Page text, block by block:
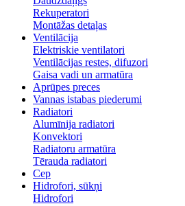
Rekuperatori
Montāžas detaļas
Ventilācija
Elektriskie ventilatori
Ventilācijas restes, difuzori
Gaisa vadi un armatūra
Aprūpes preces
Vannas istabas piederumi
Radiatori
Alumīnija radiatori
Konvektori
Radiatoru armatūra
Tērauda radiatori
Cep
Hidrofori, sūkņi
Hidrofori